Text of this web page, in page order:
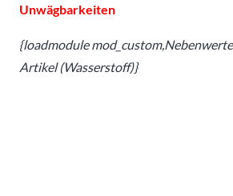
Unwägbarkeiten
{loadmodule
Artikel (Wasserstoff)}